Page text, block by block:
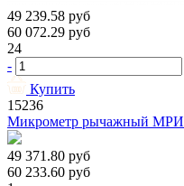
49 239.58 руб
60 072.29 руб
24
-
Купить
15236
Микрометр рычажный
49 371.80 руб
60 233.60 руб